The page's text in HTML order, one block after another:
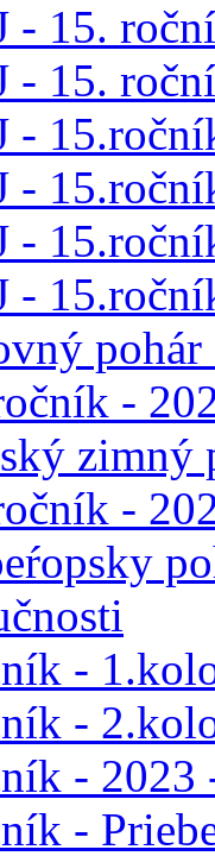
- 15.
- 15.
-
-
-
-
-
zimný
-
-
-
- 2023
-